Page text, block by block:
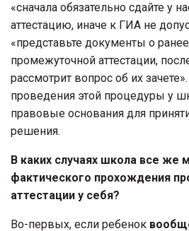
«сначала обязательно сдайте у
аттестацию, иначе к ГИА не
«представьте документы о
промежуточной аттестации,
рассмотрит вопрос об их
проведения этой процедуры у
правовые основания для
решения.
В каких случаях школа все же
фактического прохождения
аттестации у себя?
Во-первых, если ребенок